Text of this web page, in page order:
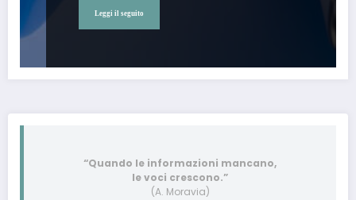
Leggi il seguito
“Quando le informazioni mancano,
le voci crescono.”
(A. Moravia)